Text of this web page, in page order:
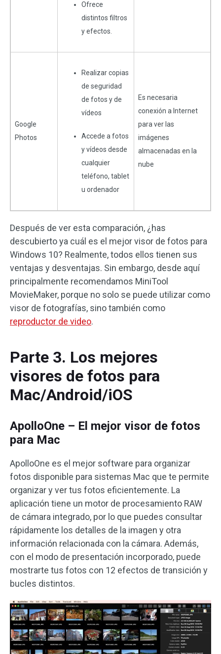
Ofrece
distintos filtros
y efectos.
Google
Photos
Realizar copias
de seguridad
de fotos y de
vídeos
Accede a fotos
y vídeos desde
cualquier
teléfono, tablet
u ordenador
Es necesaria
conexión a Internet
para ver las
imágenes
almacenadas en la
nube
Después de ver esta comparación, ¿has
descubierto ya cuál es el mejor visor de fotos para
Windows 10? Realmente, todos ellos tienen sus
ventajas y desventajas. Sin embargo, desde aquí
principalmente recomendamos MiniTool
MovieMaker, porque no solo se puede utilizar como
visor de fotografías, sino también como
reproductor de video.
Parte 3. Los mejores
visores de fotos para
Mac/Android/iOS
ApolloOne – El mejor visor de fotos
para Mac
ApolloOne es el mejor software para organizar
fotos disponible para sistemas Mac que te permite
organizar y ver tus fotos eficientemente. La
aplicación tiene un motor de procesamiento RAW
de cámara integrado, por lo que puedes consultar
rápidamente los detalles de la imagen y otra
información relacionada con la cámara. Además,
con el modo de presentación incorporado, puede
mostrarte tus fotos con 12 efectos de transición y
bucles distintos.